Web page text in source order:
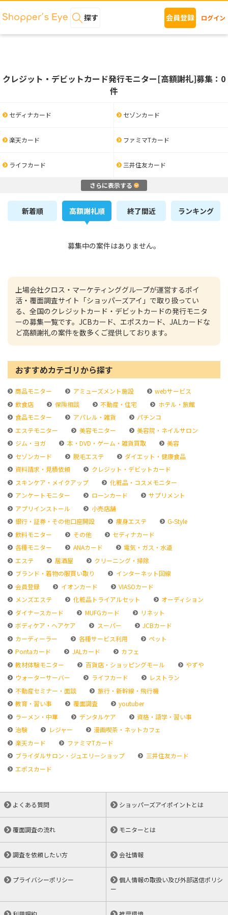
探す 会員登録 ログイン
クレジット・デビットカード発行モニター[高額謝礼]募集：0
件
セディナカード セゾンカード
楽天カード ファミマTカード
ライフカード 三井住友カード
さらに表示する
新着順 高額謝礼順 終了間近 ランキング
募集中の案件はありません。
上場会社クロス・マーケティンググループが運営するポイ
活・覆面調査サイト「ショッパーズアイ」で取り扱ってい
る、全国のクレジットカード・デビットカードの発行モニタ
ーの募集一覧です。JCBカード、エポスカード、JALカードな
ど高額謝礼の案件を数多くご提供しております。
おすすめカテゴリから探す
商品モニター アミューズメント施設
webサービス
飲食店
保険相談 不動産・住宅
ホテル・旅館
食品モニター
アパレル・雑貨
パチンコ
エステモニター
美容モニター
美容院・ネイルサロン
ジム・ヨガ
本・DVD・ゲーム・雑貨買取
美容
セゾンカード
脱毛エステ
ダイエット・健康食品
資料請求・見積依頼
クレジット・デビットカード
スキンケア・メイクアップ
化粧品・コスメモニター
アンケートモニター
ローンカード
サプリメント
アプリインストール
小売店舗
銀行・証券・その他口座開設
痩身エステ
G-Style
飲料モニター
その他
セディナカード
各種モニター
ANAカード
電気・ガス・水道
エステ
居酒屋
クリーニング・掃除
ブランド・着物の服買い取り
インターネット回線
会員登録
イオンカード
VIASOカード
メンズエステ
化粧品トライアルセット
オーディション
ダイナースカード
MUFGカード
リネット
ボディケア・ヘアケア
スーパー
JCBカード
カーディーラー
各種サービス利用
ペット
Pontaカード
JALカード
カフェ
教材体験モニター
百貨店・ショッピングモール
やずや
ウォーターサーバー
ライフカード
レストラン
不動産セミナー・面談
旅行・新幹線・飛行機
教育・習い事
覆面調査
youtuber
ラーメン・中華
デンタルケア
資格・語学・習い事
治験
レジャー
漫画喫茶・ネットカフェ
楽天カード
ファミマTカード
ブライダルサロン・ジュエリーショップ
三井住友カード
エポスカード
よくある質問 ショッパーズアイポイントとは
覆面調査の流れ モニターとは
調査を依頼したい方 会社情報
プライバシーポリシー
個人情報の取扱い及び外部送信ポリシ
ー